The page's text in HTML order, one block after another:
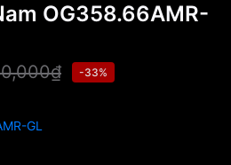
OG358.66AMR-
-33%
GL